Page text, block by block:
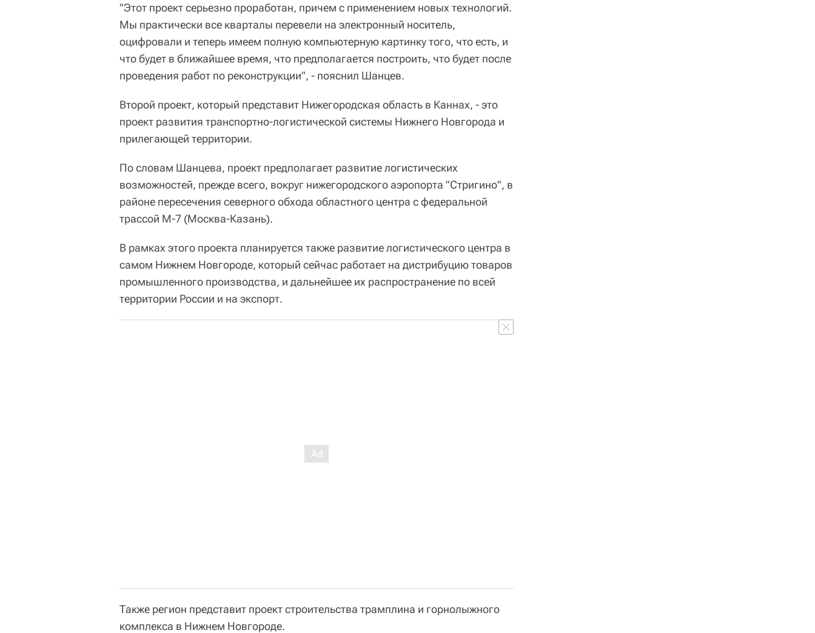
"Этот проект серьезно проработан, причем с применением новых технологий.
Мы практически все кварталы перевели на электронный носитель,
оцифровали и теперь имеем полную компьютерную картинку того, что есть, и
что будет в ближайшее время, что предполагается построить, что будет после
проведения работ по реконструкции", - пояснил Шанцев.
Второй проект, который представит Нижегородская область в Каннах, - это
проект развития транспортно-логистической системы Нижнего Новгорода и
прилегающей территории.
По словам Шанцева, проект предполагает развитие логистических
возможностей, прежде всего, вокруг нижегородского аэропорта "Стригино", в
районе пересечения северного обхода областного центра с федеральной
трассой М-7 (Москва-Казань).
В рамках этого проекта планируется также развитие логистического центра в
самом Нижнем Новгороде, который сейчас работает на дистрибуцию товаров
промышленного производства, и дальнейшее их распространение по всей
территории России и на экспорт.
Также регион представит проект строительства трамплина и горнолыжного
комплекса в Нижнем Новгороде.